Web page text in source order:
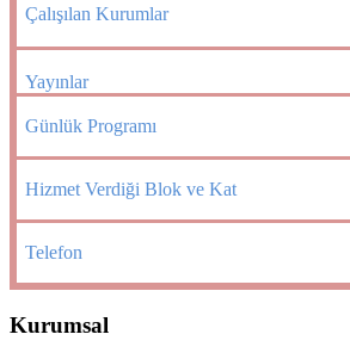
Çalışılan Kurumlar
Yayınlar
Günlük Programı
Hizmet Verdiği Blok ve Kat
Telefon
Kurumsal